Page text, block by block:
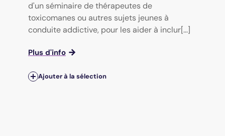
d'un séminaire de thérapeutes de
toxicomanes ou autres sujets jeunes à
conduite addictive, pour les aider à inclur[...]
Plus d'info
Ajouter à la sélection